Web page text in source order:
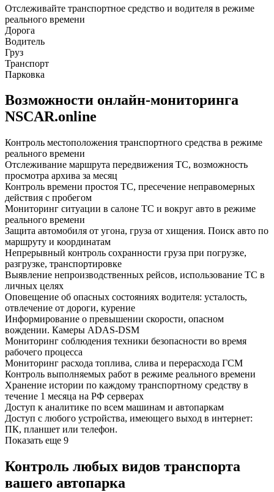
Отслеживайте транспортное средство и водителя в режиме
реального времени
Дорога
Водитель
Груз
Транспорт
Парковка
Возможности онлайн-мониторинга
NSCAR.online
Контроль местоположения транспортного средства в режиме
реального времени
Отслеживание маршрута передвижения ТС, возможность
просмотра архива за месяц
Контроль времени простоя ТС, пресечение неправомерных
действия с пробегом
Мониторинг ситуации в салоне ТС и вокруг авто в режиме
реального времени
Защита автомобиля от угона, груза от хищения. Поиск авто по
маршруту и координатам
Непрерывный контроль сохранности груза при погрузке,
разгрузке, транспортировке
Выявление непроизводственных рейсов, использование ТС в
личных целях
Оповещение об опасных состояниях водителя: усталость,
отвлечение от дороги, курение
Информирование о превышении скорости, опасном
вождении. Камеры ADAS-DSM
Мониторинг соблюдения техники безопасности во время
рабочего процесса
Мониторинг расхода топлива, слива и перерасхода ГСМ
Контроль выполняемых работ в режиме реального времени
Хранение истории по каждому транспортному средству в
течение 1 месяца на РФ серверах
Доступ к аналитике по всем машинам и автопаркам
Доступ с любого устройства, имеющего выход в интернет:
ПК, планшет или телефон.
Показать еще 9
Контроль любых видов транспорта
вашего автопарка